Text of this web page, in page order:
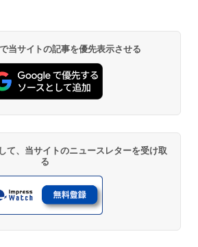
当サイトの記事を優先表示させる
て、当サイトのニュースレターを受け取
る